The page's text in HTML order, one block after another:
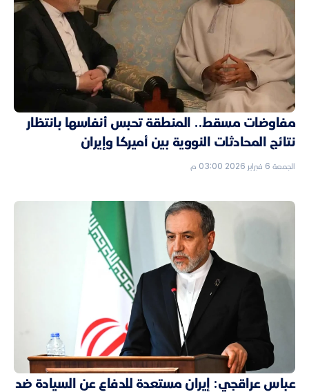
مفاوضات مسقط.. المنطقة تحبس أنفاسها بانتظار
نتائج المحادثات النووية بين أميركا وإيران
الجمعة 6 فبراير 2026 03:00 م
عباس عراقجي: إيران مستعدة للدفاع عن السيادة ضد